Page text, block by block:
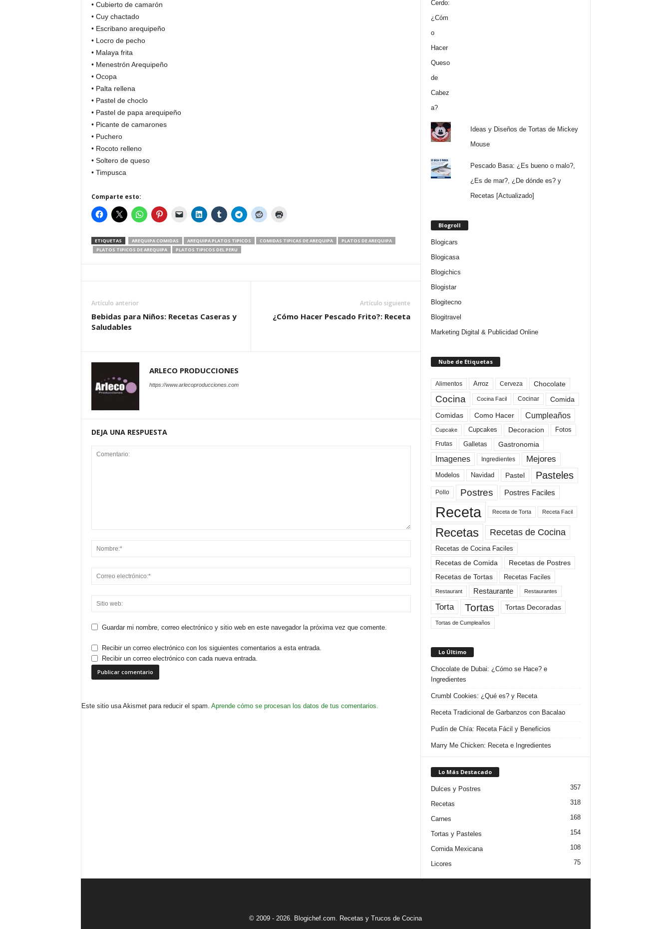
• Cubierto de camarón
• Cuy chactado
• Escribano arequipeño
• Locro de pecho
• Malaya frita
• Menestrón Arequipeño
• Ocopa
• Palta rellena
• Pastel de choclo
• Pastel de papa arequipeño
• Picante de camarones
• Puchero
• Rocoto relleno
• Soltero de queso
• Timpusca
Comparte esto:
ETIQUETAS AREQUIPA COMIDAS AREQUIPA PLATOS TIPICOS COMIDAS TIPICAS DE AREQUIPA
PLATOS DE AREQUIPA
PLATOS TIPICOS DE AREQUIPA
PLATOS TIPICOS DEL PERU
Artículo anterior
Bebidas para Niños: Recetas Caseras y
Saludables
Artículo siguiente
¿Cómo Hacer Pescado Frito?: Receta
ARLECO PRODUCCIONES
https://www.arlecoproducciones.com
DEJA UNA RESPUESTA
Guardar mi nombre, correo electrónico y sitio web en este navegador la próxima vez que comente.
Recibir un correo electrónico con los siguientes comentarios a esta entrada.
Recibir un correo electrónico con cada nueva entrada.
Este sitio usa Akismet para reducir el spam. Aprende cómo se procesan los datos de tus comentarios.
Ideas y Diseños de Tortas de Mickey
Mouse
Pescado Basa: ¿Es bueno o malo?,
¿Es de mar?, ¿De dónde es? y
Recetas [Actualizado]
Blogroll
Blogicars
Blogicasa
Blogichics
Blogistar
Blogitecno
Blogitravel
Marketing Digital & Publicidad Online
Nube de Etiquetas
Alimentos Arroz Cerveza Chocolate
Cocina Cocina Facil Cocinar
Comida
Comidas
Como Hacer Cumpleaños
Cupcake Cupcakes Decoracion Fotos
Frutas Galletas Gastronomia
Imagenes Ingredientes Mejores
Modelos Navidad Pastel Pasteles
Pollo Postres Postres Faciles
Receta Receta de Torta Receta Facil
Recetas Recetas de Cocina
Recetas de Cocina Faciles
Recetas de Comida
Recetas de Postres
Recetas de Tortas
Recetas Faciles
Restaurant Restaurante Restaurantes
Torta Tortas Tortas Decoradas
Tortas de Cumpleaños
Lo Último
Chocolate de Dubai: ¿Cómo se Hace? e
Ingredientes
Crumbl Cookies: ¿Qué es? y Receta
Receta Tradicional de Garbanzos con Bacalao
Pudín de Chía: Receta Fácil y Beneficios
Marry Me Chicken: Receta e Ingredientes
Lo Más Destacado
Dulces y Postres 357
Recetas 318
Carnes 168
Tortas y Pasteles 154
Comida Mexicana 108
Licores 75
© 2009 - 2026. Blogichef.com. Recetas y Trucos de Cocina